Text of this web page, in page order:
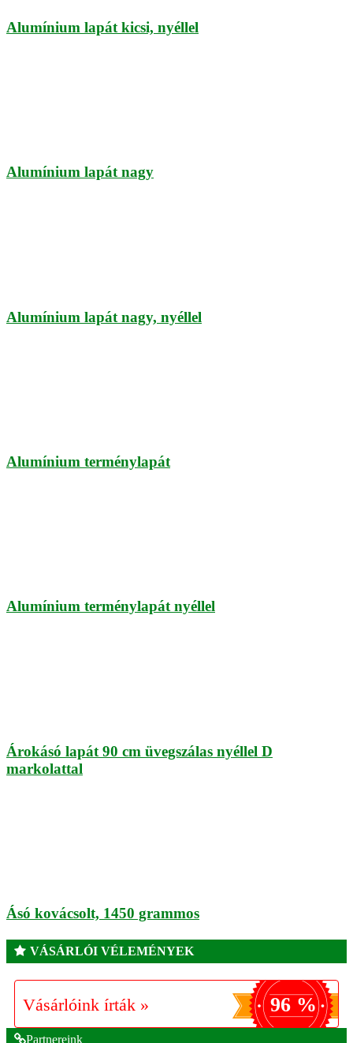
Alumínium lapát kicsi, nyéllel
Alumínium lapát nagy
Alumínium lapát nagy, nyéllel
Alumínium terménylapát
Alumínium terménylapát nyéllel
Árokásó lapát 90 cm üvegszálas nyéllel D
markolattal
Ásó kovácsolt, 1450 grammos
VÁSÁRLÓI VÉLEMÉNYEK
Vásárlóink írták » 96 %
Partnereink